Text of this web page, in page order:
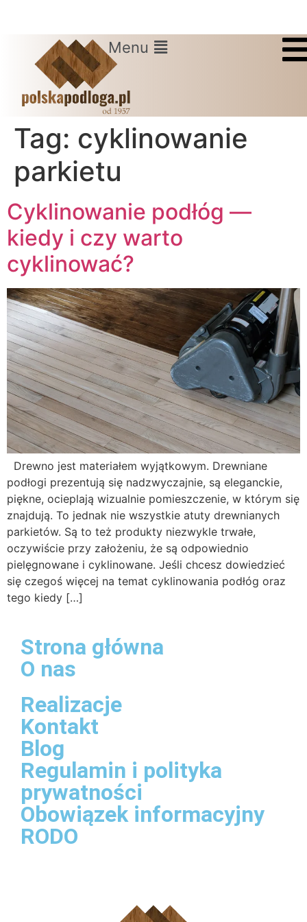
Menu
Tag: cyklinowanie
parkietu
Cyklinowanie podłóg —
kiedy i czy warto
cyklinować?
Drewno jest materiałem wyjątkowym. Drewniane
podłogi prezentują się nadzwyczajnie, są eleganckie,
piękne, ocieplają wizualnie pomieszczenie, w którym się
znajdują. To jednak nie wszystkie atuty drewnianych
parkietów. Są to też produkty niezwykle trwałe,
oczywiście przy założeniu, że są odpowiednio
pielęgnowane i cyklinowane. Jeśli chcesz dowiedzieć
się czegoś więcej na temat cyklinowania podłóg oraz
tego kiedy […]
Strona główna
O nas
Realizacje
Kontakt
Blog
Regulamin i polityka
prywatności
Obowiązek informacyjny
RODO